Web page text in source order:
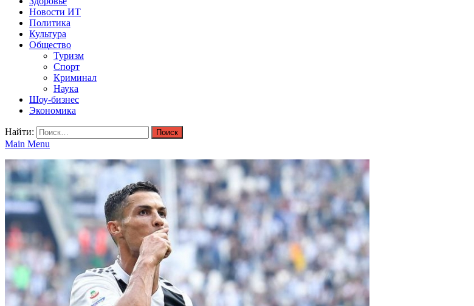
Новости ИТ
Политика
Культура
Общество
Туризм
Спорт
Криминал
Наука
Шоу-бизнес
Экономика
Найти:
Main Menu